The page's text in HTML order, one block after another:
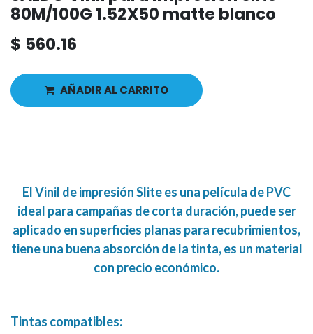
80M/100G 1.52X50 matte blanco
$ 560.16
AÑADIR AL CARRITO
ElVinil de impresión Slite es una película de PVC
ideal para campañas de corta duración, puede ser
aplicado en superficies planas para recubrimientos,
tiene una buena absorción de la tinta, es un material
con precio económico.
Tintas compatibles: